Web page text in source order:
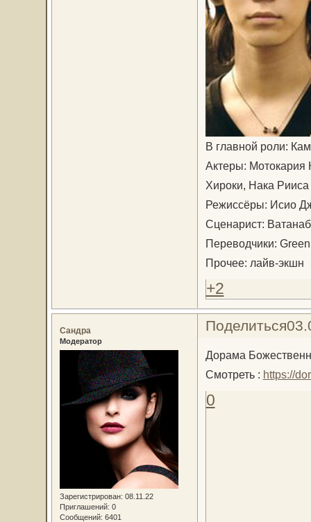
В главной роли:
Актеры: Мотокария
Хироки, Нака
Режиссёры: Исио
Сценарист:
Переводчики:
Прочее: лайв-экшн
+2
Поделиться
Сандра
Модератор
Зарегистрирован: 08.11.22
Приглашений: 0
Сообщений: 6401
Дорама
Смотреть : https://
0